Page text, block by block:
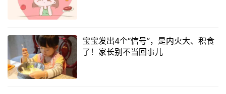
宝宝发出4个“信号”，是内火大、积食
了！家长别不当回事儿